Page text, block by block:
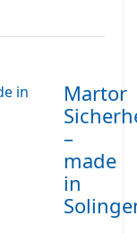
Martor
–
made
in